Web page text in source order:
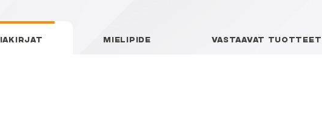
MIELIPIDE VASTAAVAT TUOTTEET